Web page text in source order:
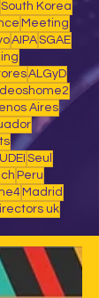
South Korea
Meeting
AIPASGAE
ALGyD
Aires
Seul
Peru
Madrid
uk